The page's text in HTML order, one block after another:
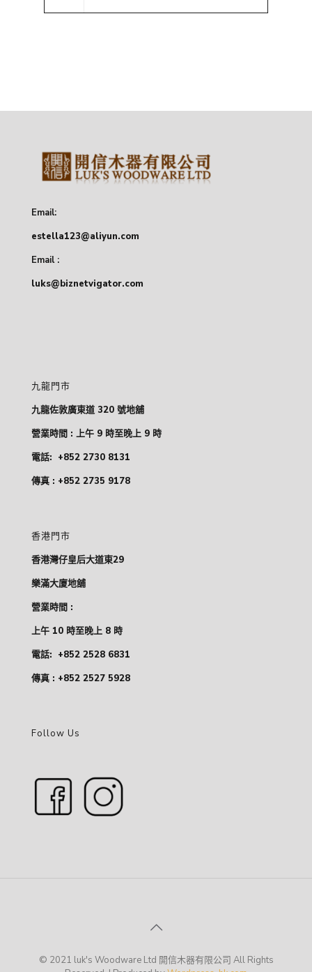
Email:
estella123@aliyun.com
Email :
luks@biznetvigator.com
九龍門市
九龍佐敦廣東道 320 號地舖
營業時間 : 上午 9 時至晚上 9 時
電話: +852 2730 8131
傳真 : +852 2735 9178
香港門市
香港灣仔皇后大道東29
樂滿大廈地舖
營業時間 :
上午 10 時至晚上 8 時
電話: +852 2528 6831
傳真 : +852 2527 5928
Follow Us
© 2021 luk's Woodware Ltd 開信木器有限公司 All Rights